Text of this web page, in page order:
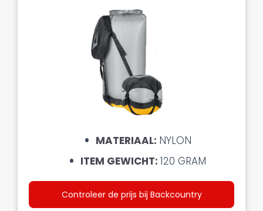
MATERIAAL: NYLON
ITEM GEWICHT: 120 GRAM
Controleer de prijs bij Backcountry